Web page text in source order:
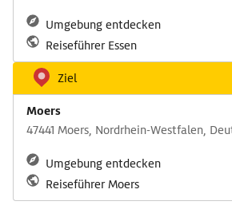
Umgebung entdecken
Reiseführer Essen
Ziel
Moers
47441 Moers, Nordrhein-Westfalen,
Umgebung entdecken
Reiseführer Moers